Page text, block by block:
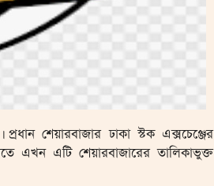
শেয়ারবাজার ঢাকা স্টক এক্সচেঞ্জের
এখন এটি শেয়ারবাজারের তালিকাভুক্ত